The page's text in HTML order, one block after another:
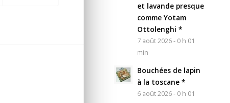
et lavande presque
comme Yotam
Ottolenghi *
7 août 2026 - 0 h 01
min
Bouchées de lapin
à la toscane *
6 août 2026 - 0 h 01